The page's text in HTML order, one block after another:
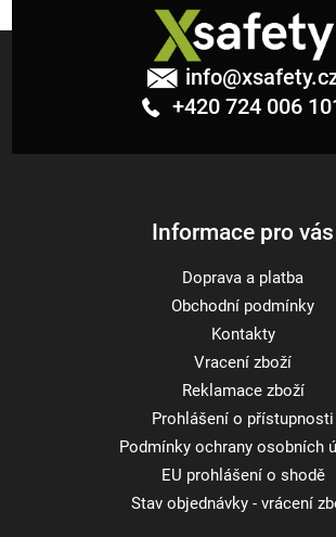
info@
+420 724 006
Informace pro vás
Doprava a platba
Obchodní podmínky
Kontakty
Vracení zboží
Reklamace zboží
Prohlášení o přístupnosti
Podmínky ochrany osobních
EU prohlášení o shodě
Stav objednávky - vrácení